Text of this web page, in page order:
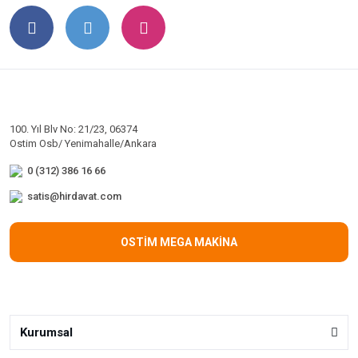
100. Yıl Blv No: 21/23, 06374
Ostim Osb/ Yenimahalle/Ankara
0 (312) 386 16 66
satis@hirdavat.com
OSTİM MEGA MAKİNA
Kurumsal